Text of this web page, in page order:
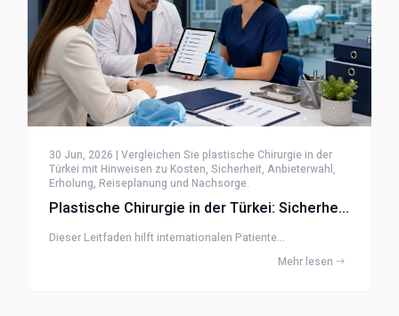
30 Jun, 2026 | Vergleichen Sie plastische Chirurgie in der
Türkei mit Hinweisen zu Kosten, Sicherheit, Anbieterwahl,
Erholung, Reiseplanung und Nachsorge.
Plastische Chirurgie in der Türkei: Sicherheitscheckliste
Dieser Leitfaden hilft internationalen Patiente...
Mehr lesen